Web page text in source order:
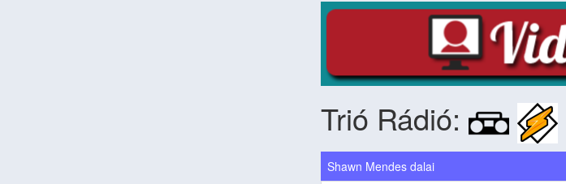
Trió Rádió:
Shawn Mendes dalai